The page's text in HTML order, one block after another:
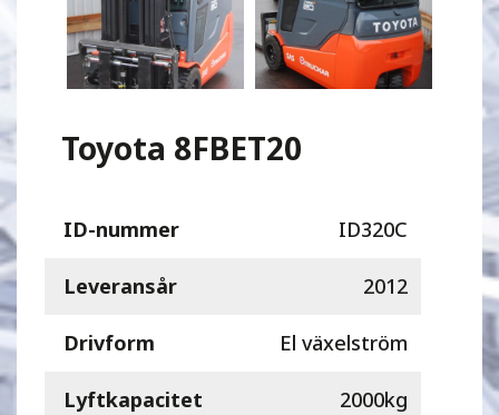
Toyota 8FBET20
ID-nummer ID320C
Leveransår 2012
Drivform El växelström
Lyftkapacitet 2000kg